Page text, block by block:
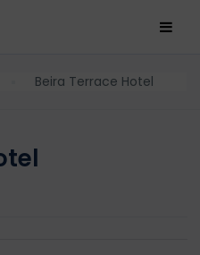
Beira Terrace Hotel